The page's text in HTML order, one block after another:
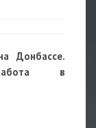
Донбассе.
в